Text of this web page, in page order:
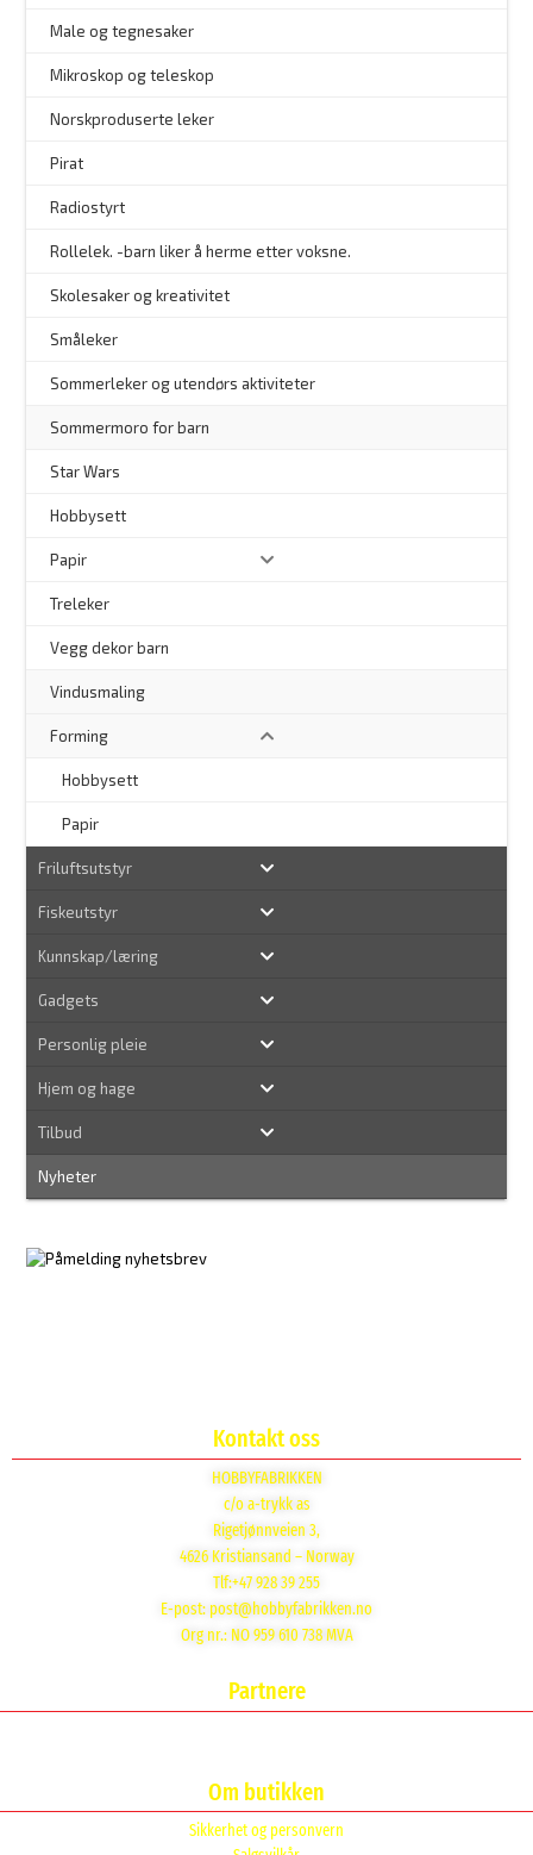
Male og tegnesaker
Mikroskop og teleskop
Norskproduserte leker
Pirat
Radiostyrt
Rollelek. -barn liker å herme etter voksne.
Skolesaker og kreativitet
Småleker
Sommerleker og utendørs aktiviteter
Sommermoro for barn
Star Wars
Hobbysett
Papir
Treleker
Vegg dekor barn
Vindusmaling
Forming
Hobbysett
Papir
Friluftsutstyr
Fiskeutstyr
Kunnskap/læring
Gadgets
Personlig pleie
Hjem og hage
Tilbud
Nyheter
Kontakt oss
HOBBYFABRIKKEN
c/o a-trykk as
Rigetjønnveien 3,
4626 Kristiansand – Norway
Tlf:+47 928 39 255
E-post: post@hobbyfabrikken.no
Org nr.: NO 959 610 738 MVA
Partnere
Om butikken
Sikkerhet og personvern